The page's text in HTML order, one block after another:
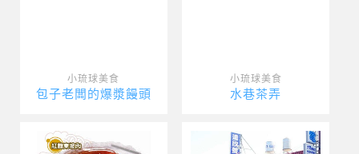
小琉球美食
包子老闆的爆漿饅頭
小琉球美食
水巷茶弄